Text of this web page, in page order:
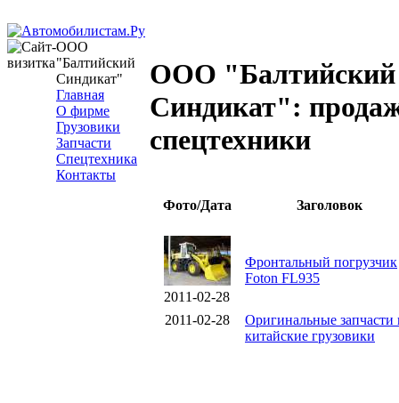
ООО
"Балтийский
Синдикат"
Главная
О фирме
Грузовики
Запчасти
Спецтехника
Контакты
ООО "Балтийский
Синдикат":
спецтехники
Фото/Дата Заголовок
2011-02-28
Фронтальный погрузчик
Foton FL935
2011-02-28
Оригинальные запчасти
китайские грузовики